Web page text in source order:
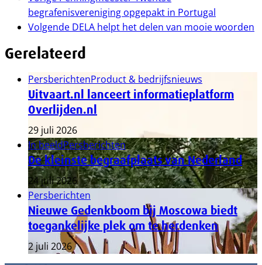
begrafenisvereniging opgepakt in Portugal
Volgende DELA helpt het delen van mooie woorden
Gerelateerd
PersberichtenProduct & bedrijfsnieuws
Uitvaart.nl lanceert informatieplatform
Overlijden.nl
29 juli 2026
In beeldPersberichten
De kleinste begraafplaats van Nederland
24 juli 2026
Persberichten
Nieuwe Gedenkboom bij Moscowa biedt
toegankelijke plek om te herdenken
2 juli 2026